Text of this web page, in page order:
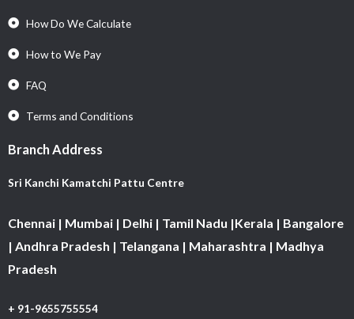
How Do We Calculate
How to We Pay
FAQ
Terms and Conditions
Branch Address
Sri Kanchi Kamatchi Pattu Centre
Chennai | Mumbai | Delhi | Tamil Nadu |Kerala | Bangalore
| Andhra Pradesh | Telangana | Maharashtra | Madhya
Pradesh
+ 91-9655755554